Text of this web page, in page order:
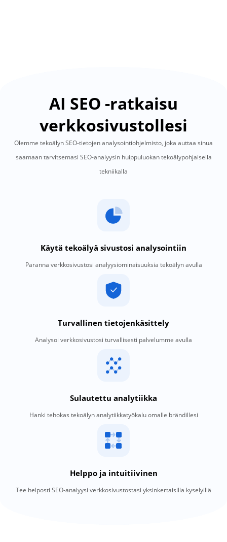
AI SEO -ratkaisu
verkkosivustollesi
Olemme tekoälyn SEO-tietojen analysointiohjelmisto, joka auttaa sinua
saamaan tarvitsemasi SEO-analyysin huippuluokan tekoälypohjaisella
tekniikalla
Käytä tekoälyä sivustosi analysointiin
Paranna verkkosivustosi analyysiominaisuuksia tekoälyn avulla
Turvallinen tietojenkäsittely
Analysoi verkkosivustosi turvallisesti palvelumme avulla
Sulautettu analytiikka
Hanki tehokas tekoälyn analytiikkatyökalu omalle brändillesi
Helppo ja intuitiivinen
Tee helposti SEO-analyysi verkkosivustostasi yksinkertaisilla kyselyillä